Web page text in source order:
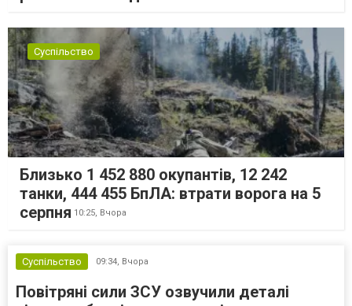
Суспільство
Близько 1 452 880 окупантів, 12 242
танки, 444 455 БпЛА: втрати ворога на 5
серпня 10:25, Вчора
Суспільство 09:34, Вчора
Повітряні сили ЗСУ озвучили деталі